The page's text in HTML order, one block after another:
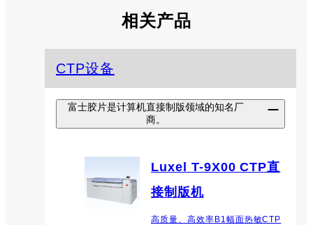
相关产品
CTP设备
富士胶片是计算机直接制版领域的知名厂
商。
Luxel T-9X00 CTP直
接制版机
高质量、高效率B1幅面热敏CTP